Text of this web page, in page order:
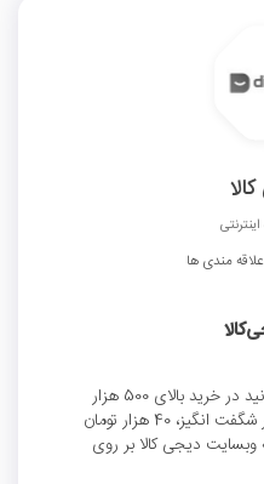
مندی ها
با اعمال کد تخفیف مربوطه، می‌توانید در خرید بالای 500 هزار
تومان و محصولات غیر از طلا و غیر شگفت انگیز، 40 هزار تومان
دیجی کالا بر روی